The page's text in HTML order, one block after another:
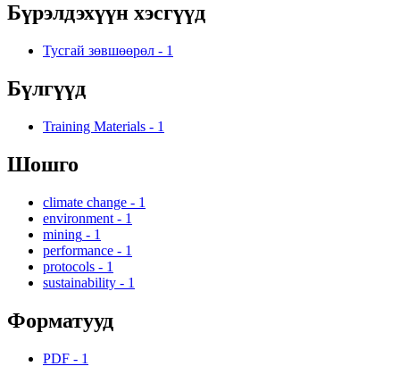
Бүрэлдэхүүн хэсгүүд
Тусгай зөвшөөрөл - 1
Бүлгүүд
Training Materials - 1
Шошго
climate change - 1
environment - 1
mining - 1
performance - 1
protocols - 1
sustainability - 1
Форматууд
PDF - 1